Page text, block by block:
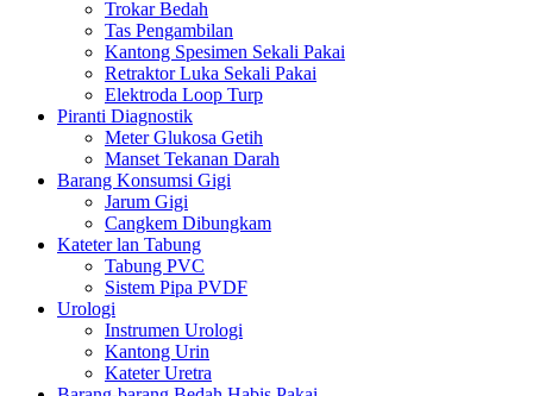
Trokar Bedah
Tas Pengambilan
Kantong Spesimen Sekali Pakai
Retraktor Luka Sekali Pakai
Elektroda Loop Turp
Piranti Diagnostik
Meter Glukosa Getih
Manset Tekanan Darah
Barang Konsumsi Gigi
Jarum Gigi
Cangkem Dibungkam
Kateter lan Tabung
Tabung PVC
Sistem Pipa PVDF
Urologi
Instrumen Urologi
Kantong Urin
Kateter Uretra